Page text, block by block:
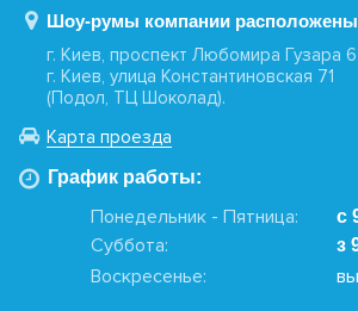
Шоу-румы компании расположены
г. Киев, проспект Любомира Гузара 6
г. Киев, улица Константиновская 71
(Подол, ТЦ Шоколад).
Карта проезда
График работы:
Понедельник - Пятница: с
Суббота: з
Воскресенье: